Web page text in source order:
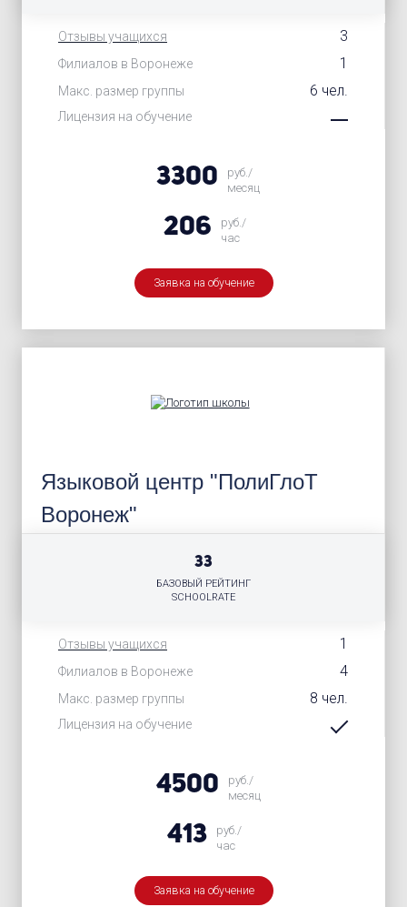
Отзывы учащихся 3
Филиалов в Воронеже 1
Макс. размер группы 6 чел.
Лицензия на обучение
3300
руб./
месяц
206
руб./
час
Заявка на обучение
Языковой центр "ПолиГлоТ
Воронеж"
Отзывы учащихся 1
Филиалов в Воронеже 4
Макс. размер группы 8 чел.
Лицензия на обучение
33
БАЗОВЫЙ РЕЙТИНГ
SCHOOLRATE
4500
руб./
месяц
413
руб./
час
Заявка на обучение